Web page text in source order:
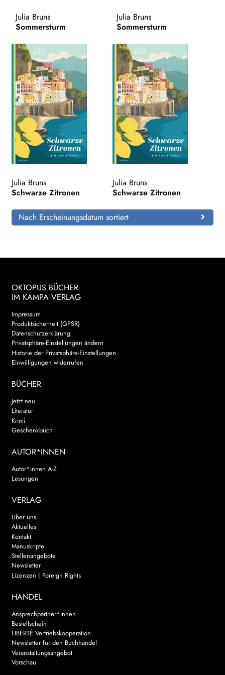
Julia Bruns
Sommersturm
Julia Bruns
Sommersturm
Julia Bruns
Schwarze Zitronen
Julia Bruns
Schwarze Zitronen
Nach Erscheinungsdatum sortiert
OKTOPUS BÜCHER
IM KAMPA VERLAG
Impressum
Produktsicherheit (GPSR)
Datenschutzerklärung
Privatsphäre-Einstellungen ändern
Historie der Privatsphäre-Einstellungen
Einwilligungen widerrufen
BÜCHER
Jetzt neu
Literatur
Krimi
Geschenkbuch
AUTOR*INNEN
Autor*innen A-Z
Lesungen
VERLAG
Über uns
Aktuelles
Kontakt
Manuskripte
Stellenangebote
Newsletter
Lizenzen | Foreign Rights
HANDEL
Ansprechpartner*innen
Bestellschein
LIBERTÉ Vertriebskooperation
Newsletter für den Buchhandel
Veranstaltungsangebot
Vorschau